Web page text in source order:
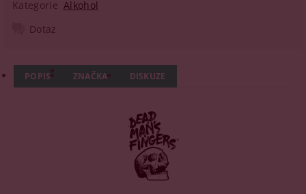
Kategorie Alkohol
Dotaz
POPIS ZNAČKA DISKUZE